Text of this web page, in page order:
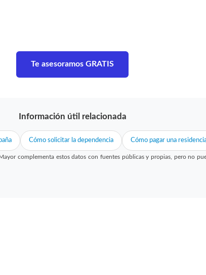
Te asesoramos GRATIS
Información útil relacionada
Cómo solicitar la dependencia Cómo pagar una
complementa estos datos con fuentes públicas y propias, pero no